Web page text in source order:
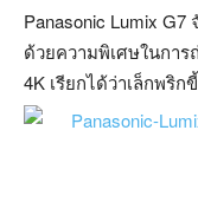
Panasonic Lumix
ด้วยความพิเศษในกา
4K เรียกได้ว่าเล็กพริ